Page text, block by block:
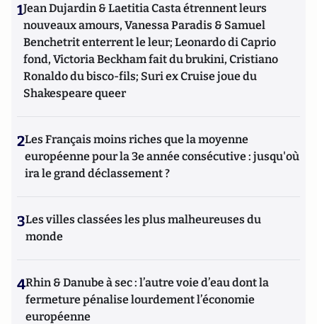
1Jean Dujardin & Laetitia Casta étrennent leurs
nouveaux amours, Vanessa Paradis & Samuel
Benchetrit enterrent le leur; Leonardo di Caprio
fond, Victoria Beckham fait du brukini, Cristiano
Ronaldo du bisco-fils; Suri ex Cruise joue du
Shakespeare queer
2Les Français moins riches que la moyenne
européenne pour la 3e année consécutive : jusqu'où
ira le grand déclassement ?
3Les villes classées les plus malheureuses du
monde
4Rhin & Danube à sec : l’autre voie d’eau dont la
fermeture pénalise lourdement l’économie
européenne